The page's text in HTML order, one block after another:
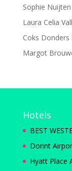
Sophie
Laura Celia
Coks
Margot
Hotels
BEST
Dorint
Hyatt Place